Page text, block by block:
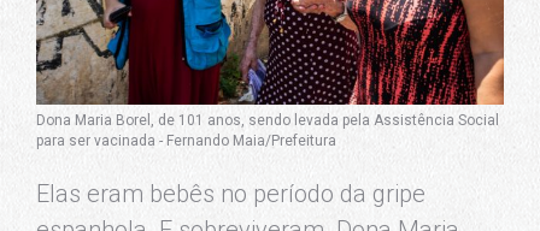
Dona Maria Borel, de 101 anos, sendo levada pela Assistência Social
para ser vacinada - Fernando Maia/Prefeitura
Elas eram bebês no período da gripe